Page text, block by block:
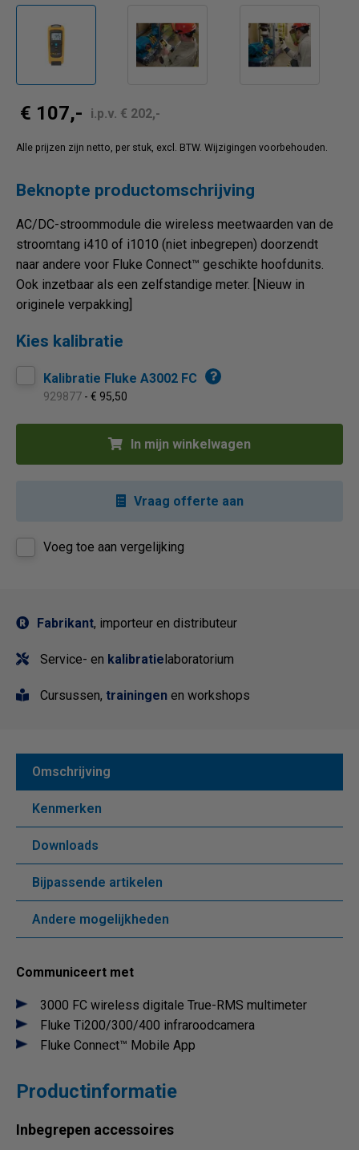
€ 107,- i.p.v. € 202,-
Alle prijzen zijn netto, per stuk, excl. BTW. Wijzigingen voorbehouden.
Beknopte productomschrijving
AC/DC-stroommodule die wireless meetwaarden van de
stroomtang i410 of i1010 (niet inbegrepen) doorzendt
naar andere voor Fluke Connect™ geschikte hoofdunits.
Ook inzetbaar als een zelfstandige meter. [Nieuw in
originele verpakking]
Kies kalibratie
Kalibratie Fluke A3002 FC
929877 - € 95,50
In mijn winkelwagen
Vraag offerte aan
Voeg toe aan vergelijking
Fabrikant, importeur en distributeur
Service- en kalibratielaboratorium
Cursussen, trainingen en workshops
Omschrijving
Kenmerken
Downloads
Bijpassende artikelen
Andere mogelijkheden
Communiceert met
3000 FC wireless digitale True-RMS multimeter
Fluke Ti200/300/400 infraroodcamera
Fluke Connect™ Mobile App
Productinformatie
Inbegrepen accessoires